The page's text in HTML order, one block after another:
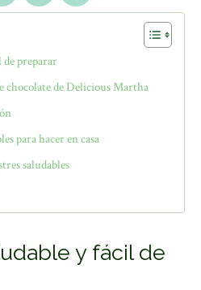
de preparar
chocolate de Delicious Martha
para hacer en casa
saludables
y fácil de